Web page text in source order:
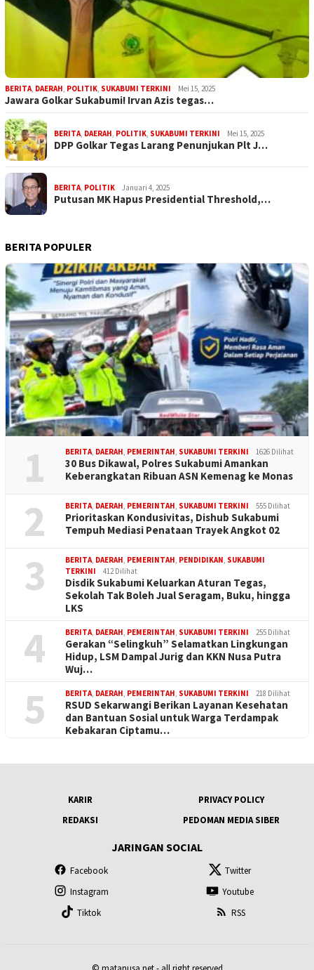
BERITA, DAERAH, POLITIK, SUKABUMI TERKINI Mei 15, 2025
Jawara Golkar Sukabumi! Irvan Azis tegas…
BERITA, DAERAH, POLITIK, SUKABUMI TERKINI Mei 15, 2025
DPP Golkar Tegas Larang Penunjukan Plt J…
BERITA, POLITIK Januari 4, 2025
Putusan MK Hapus Presidential Threshold,…
BERITA POPULER
1 BERITA, DAERAH, PEMERINTAH, SUKABUMI TERKINI 1626 Dilihat
30 Bus Dikawal, Polres Sukabumi Amankan
Keberangkatan Ribuan ASN Kemenag ke Monas
2 BERITA, DAERAH, PEMERINTAH, SUKABUMI TERKINI 555 Dilihat
Prioritaskan Kondusivitas, Dishub Sukabumi
Tempuh Mediasi Penataan Trayek Angkot 02
3 BERITA, DAERAH, PEMERINTAH, PENDIDIKAN, SUKABUMI
TERKINI
412 Dilihat
Disdik Sukabumi Keluarkan Aturan Tegas,
Sekolah Tak Boleh Jual Seragam, Buku, hingga
LKS
4 BERITA, DAERAH, PEMERINTAH, SUKABUMI TERKINI 255 Dilihat
Gerakan “Selingkuh” Selamatkan Lingkungan
Hidup, LSM Dampal Jurig dan KKN Nusa Putra
Wuj…
5 BERITA, DAERAH, PEMERINTAH, SUKABUMI TERKINI 218 Dilihat
RSUD Sekarwangi Berikan Layanan Kesehatan
dan Bantuan Sosial untuk Warga Terdampak
Kebakaran Ciptamu…
KARIR
PRIVACY POLICY
REDAKSI
PEDOMAN MEDIA SIBER
JARINGAN SOCIAL
Facebook
Twitter
Instagram
Youtube
Tiktok
RSS